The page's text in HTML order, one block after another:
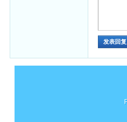
发表回复